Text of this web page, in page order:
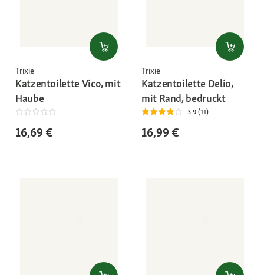
Trixie
Katzentoilette Vico, mit
Haube
16,69 €
Trixie
Katzentoilette Delio,
mit Rand, bedruckt
3.9 (11)
16,99 €